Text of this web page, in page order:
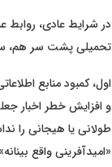
در شرایط عادی،
تحمیلی پشت سر هم،
اول، کمبود منابع
و افزایش خطر اخبار
طولانی یا هیجانی را
«امیدآفرینی واقع